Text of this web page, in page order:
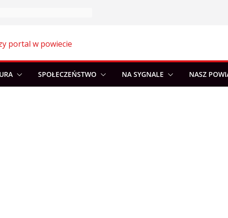
portal w powiecie
SPOŁECZEŃSTWO NA SYGNALE NASZ